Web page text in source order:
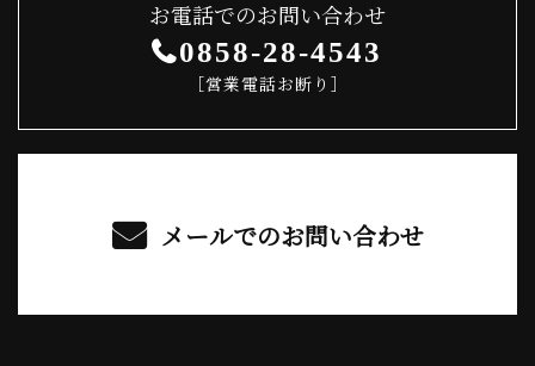
お電話でのお問い合わせ
0858-28-4543
［営業電話お断り］
メールでのお問い合わせ